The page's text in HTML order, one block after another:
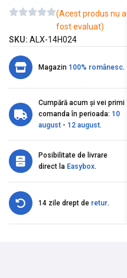
(Acest produs nu a
fost evaluat)
SKU: ALX-14H024
Magazin 100% românesc.
Cumpără acum și vei primi
comanda în perioada: 10
august - 12 august.
Posibilitate de livrare
direct la Easybox.
14 zile drept de retur.